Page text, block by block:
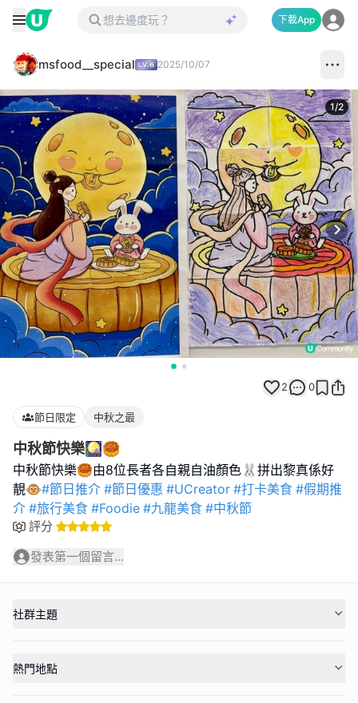
下載App
msfood__special 2025/10/07
1/2
2 0
節日限定 中秋之最
中秋節快樂🎑🥮
中秋節快樂🥮由8位長者各自親自油顏色🐰拼出黎真係好
靚🐵#節日推介 #節日優惠 #UCreator #打卡美食 #假期推
介 #旅行美食 #Foodie #九龍美食 #中秋節
評分
發表第一個留言...
社群主題
熱門地點